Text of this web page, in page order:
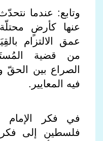
وتابع: عندما
عنها كأرضٍ
عمق الالتزام
من قضية
الصراع بين
فيه المعايير.
في فكر الإمام
فلسطين إلى